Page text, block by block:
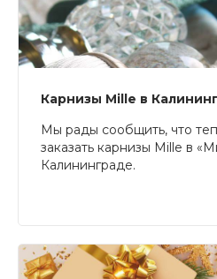
Карнизы Mille в
Мы рады сообщить, что
заказать карнизы Mille в
Калининграде.